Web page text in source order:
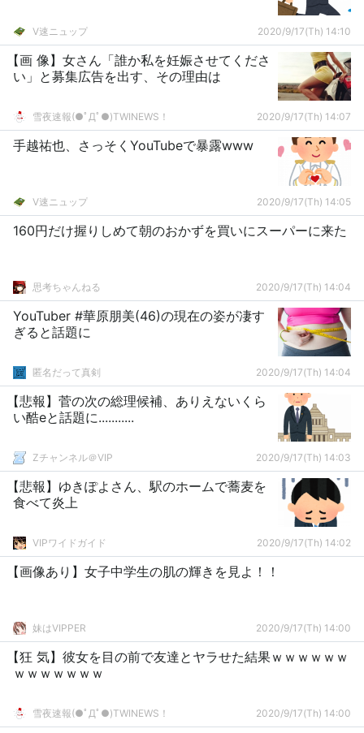
V速ニュップ 2020/9/17(Th) 14:10
【画 像】女さん「誰か私を妊娠させてくださ
い」と募集広告を出す、その理由は
雪夜速報(●ﾟДﾟ●)TWINEWS！ 2020/9/17(Th) 14:07
手越祐也、さっそくYouTubeで暴露www
V速ニュップ 2020/9/17(Th) 14:05
160円だけ握りしめて朝のおかずを買いにスーパーに来た
思考ちゃんねる 2020/9/17(Th) 14:04
YouTuber #華原朋美(46)の現在の姿が凄す
ぎると話題に
匿名だって真剣 2020/9/17(Th) 14:04
【悲報】菅の次の総理候補、ありえないくら
い酷eと話題に...........
Zチャンネル＠VIP 2020/9/17(Th) 14:03
【悲報】ゆきぽよさん、駅のホームで蕎麦を
食べて炎上
VIPワイドガイド 2020/9/17(Th) 14:02
【画像あり】女子中学生の肌の輝きを見よ！！
妹はVIPPER 2020/9/17(Th) 14:00
【狂 気】彼女を目の前で友達とヤラせた結果ｗｗｗｗｗｗ
ｗｗｗｗｗｗｗ
雪夜速報(●ﾟДﾟ●)TWINEWS！ 2020/9/17(Th) 14:00